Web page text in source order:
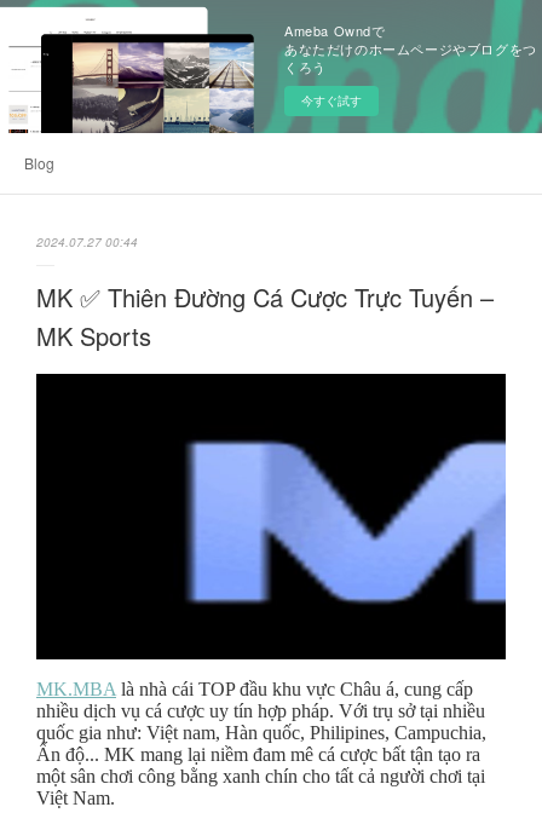
Ameba Owndで
あなただけのホームページやブログをつ
くろう
今すぐ試す
Blog
2024.07.27 00:44
MK ✅ Thiên Đường Cá Cược Trực Tuyến –
MK Sports